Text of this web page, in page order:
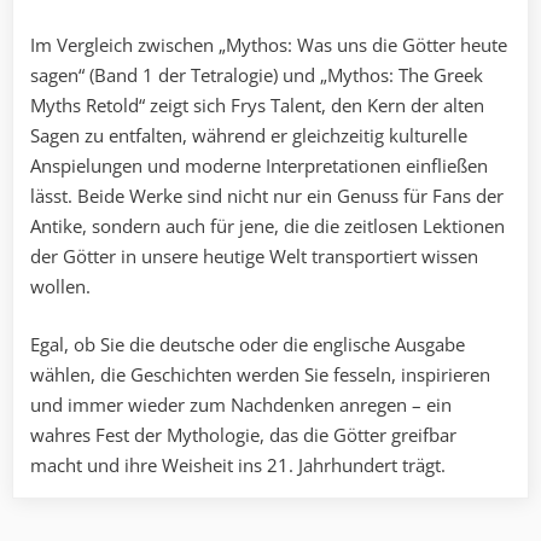
Im Vergleich zwischen „Mythos: Was uns die Götter heute
sagen“ (Band 1 der Tetralogie) und „Mythos: The Greek
Myths Retold“ zeigt sich Frys Talent, den Kern der alten
Sagen zu entfalten, während er gleichzeitig kulturelle
Anspielungen und moderne Interpretationen einfließen
lässt. Beide Werke sind nicht nur ein Genuss für Fans der
Antike, sondern auch für jene, die die zeitlosen Lektionen
der Götter in unsere heutige Welt transportiert wissen
wollen.
Egal, ob Sie die deutsche oder die englische Ausgabe
wählen, die Geschichten werden Sie fesseln, inspirieren
und immer wieder zum Nachdenken anregen – ein
wahres Fest der Mythologie, das die Götter greifbar
macht und ihre Weisheit ins 21. Jahrhundert trägt.